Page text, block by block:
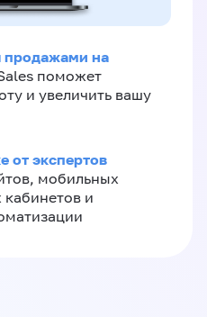
продажами на
поможет
и увеличить вашу
от экспертов
мобильных
и